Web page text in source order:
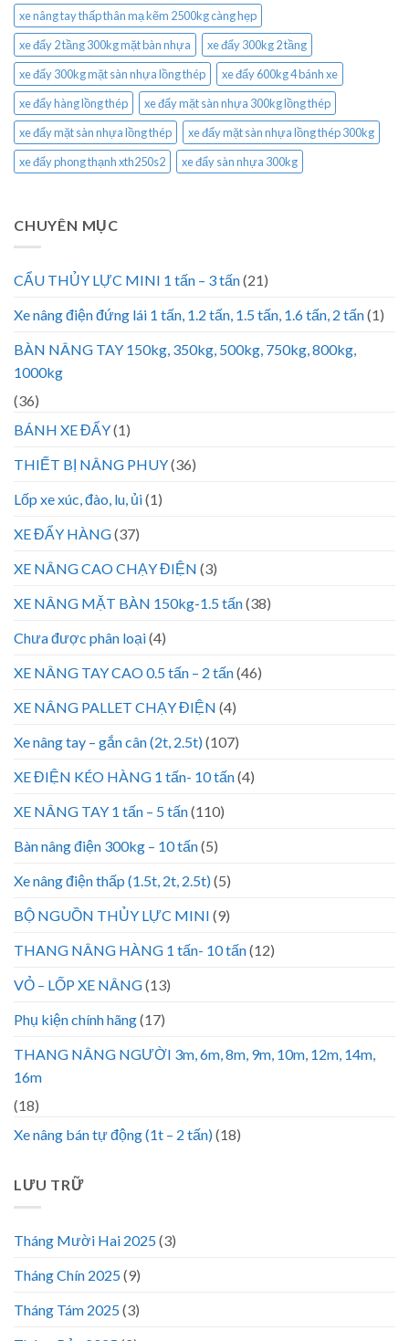
xe nâng tay thấp thân mạ kẽm 2500kg càng hẹp
xe đẩy 2 tầng 300kg mặt bàn nhựa
xe đẩy 300kg 2 tầng
xe đẩy 300kg mặt sàn nhựa lồng thép
xe đẩy 600kg 4 bánh xe
xe đẩy hàng lồng thép
xe đẩy mặt sàn nhựa 300kg lồng thép
xe đẩy mặt sàn nhựa lồng thép
xe đẩy mặt sàn nhựa lồng thép 300kg
xe đẩy phong thạnh xth250s2
xe đẩy sàn nhựa 300kg
CHUYÊN MỤC
CẨU THỦY LỰC MINI 1 tấn – 3 tấn(21)
Xe nâng điện đứng lái 1 tấn, 1.2 tấn, 1.5 tấn, 1.6 tấn, 2 tấn(1)
BÀN NÂNG TAY 150kg, 350kg, 500kg, 750kg, 800kg,
1000kg
(36)
BÁNH XE ĐẨY(1)
THIẾT BỊ NÂNG PHUY(36)
Lốp xe xúc, đào, lu, ủi(1)
XE ĐẨY HÀNG(37)
XE NÂNG CAO CHẠY ĐIỆN (3)
XE NÂNG MẶT BÀN 150kg-1.5 tấn(38)
Chưa được phân loại(4)
XE NÂNG TAY CAO 0.5 tấn – 2 tấn(46)
XE NÂNG PALLET CHẠY ĐIỆN (4)
Xe nâng tay – gắn cân (2t, 2.5t)(107)
XE ĐIỆN KÉO HÀNG 1 tấn- 10 tấn(4)
XE NÂNG TAY 1 tấn – 5 tấn(110)
Bàn nâng điện 300kg – 10 tấn(5)
Xe nâng điện thấp (1.5t, 2t, 2.5t)(5)
BỘ NGUỒN THỦY LỰC MINI (9)
THANG NÂNG HÀNG 1 tấn- 10 tấn(12)
VỎ – LỐP XE NÂNG(13)
Phụ kiện chính hãng(17)
THANG NÂNG NGƯỜI 3m, 6m, 8m, 9m, 10m, 12m, 14m,
16m
(18)
Xe nâng bán tự động (1t – 2 tấn)(18)
LƯU TRỮ
Tháng Mười Hai 2025(3)
Tháng Chín 2025(9)
Tháng Tám 2025(3)